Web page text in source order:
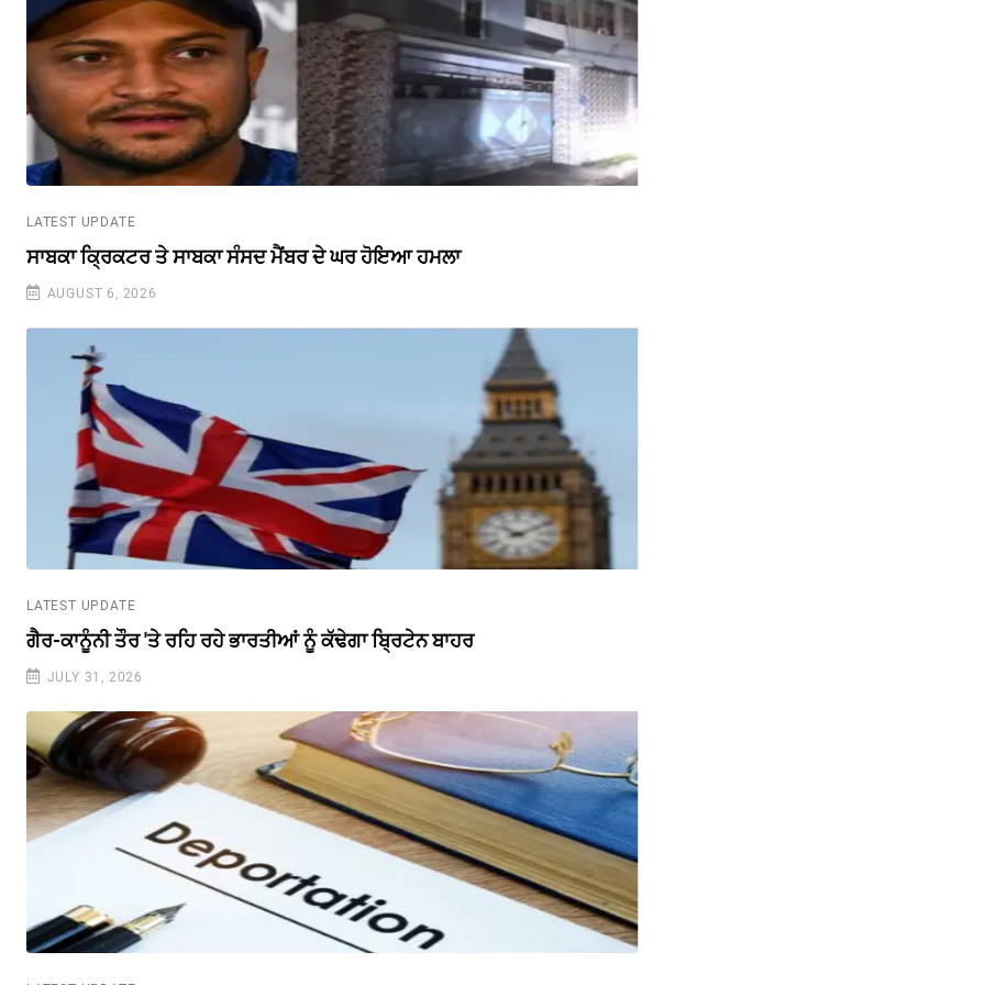
LATEST UPDATE
ਸਾਬਕਾ ਕ੍ਰਿਕਟਰ ਤੇ ਸਾਬਕਾ ਸੰਸਦ ਮੈਂਬਰ ਦੇ ਘਰ ਹੋਇਆ ਹਮਲਾ
AUGUST 6, 2026
LATEST UPDATE
ਗੈਰ-ਕਾਨੂੰਨੀ ਤੌਰ 'ਤੇ ਰਹਿ ਰਹੇ ਭਾਰਤੀਆਂ ਨੂੰ ਕੱਢੇਗਾ ਬ੍ਰਿਟੇਨ ਬਾਹਰ
JULY 31, 2026